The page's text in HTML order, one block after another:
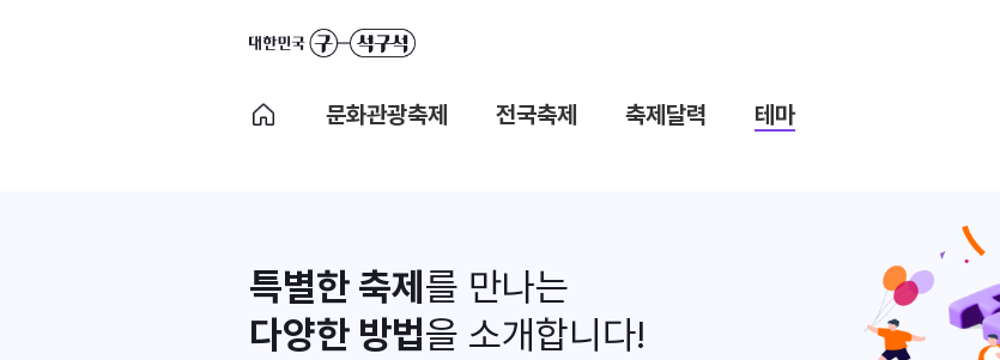
문화관광축제 전국축제 축제달력 테마
특별한 축제 를 만나는
다양한 방법을 소개합니다!